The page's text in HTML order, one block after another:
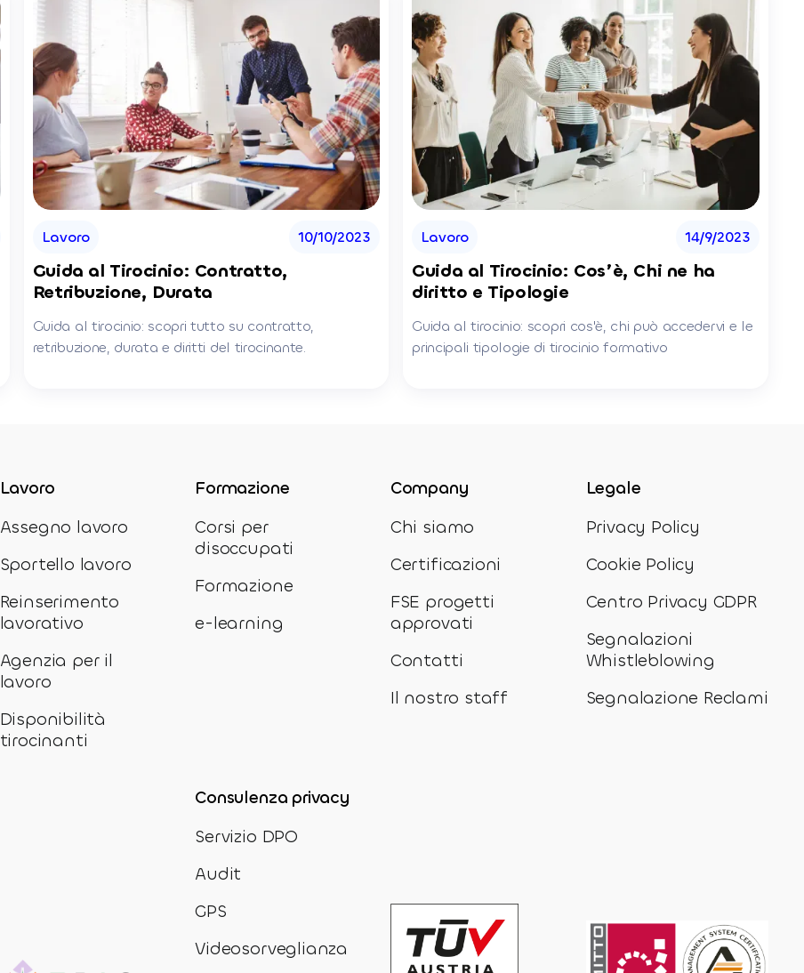
Lavoro 10/10/2023
Guida al Tirocinio: Contratto,
Retribuzione, Durata
Guida al tirocinio: scopri tutto su contratto,
retribuzione, durata e diritti del tirocinante.
Lavoro 14/9/2023
Guida al Tirocinio: Cos’è, Chi ne ha
diritto e Tipologie
Guida al tirocinio: scopri cos'è, chi può accedervi e le
principali tipologie di tirocinio formativo
Lavoro
Assegno lavoro
Sportello lavoro
Reinserimento
lavorativo
Agenzia per il
lavoro
Disponibilità
tirocinanti
Formazione
Corsi per
disoccupati
Formazione
e-learning
Company
Chi siamo
Certificazioni
FSE progetti
approvati
Contatti
Il nostro staff
Legale
Privacy Policy
Cookie Policy
Centro Privacy GDPR
Segnalazioni
Whistleblowing
Segnalazione Reclami
Consulenza privacy
Servizio DPO
Audit
GPS
Videosorveglianza